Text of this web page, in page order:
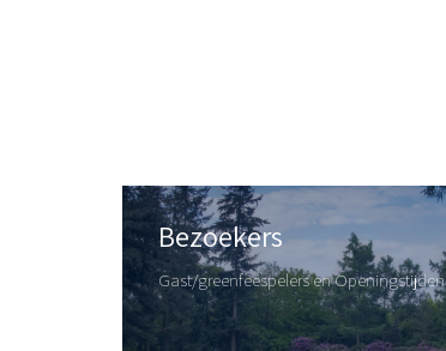
Bezoekers
Gast/greenfeespelers en Openingstijden